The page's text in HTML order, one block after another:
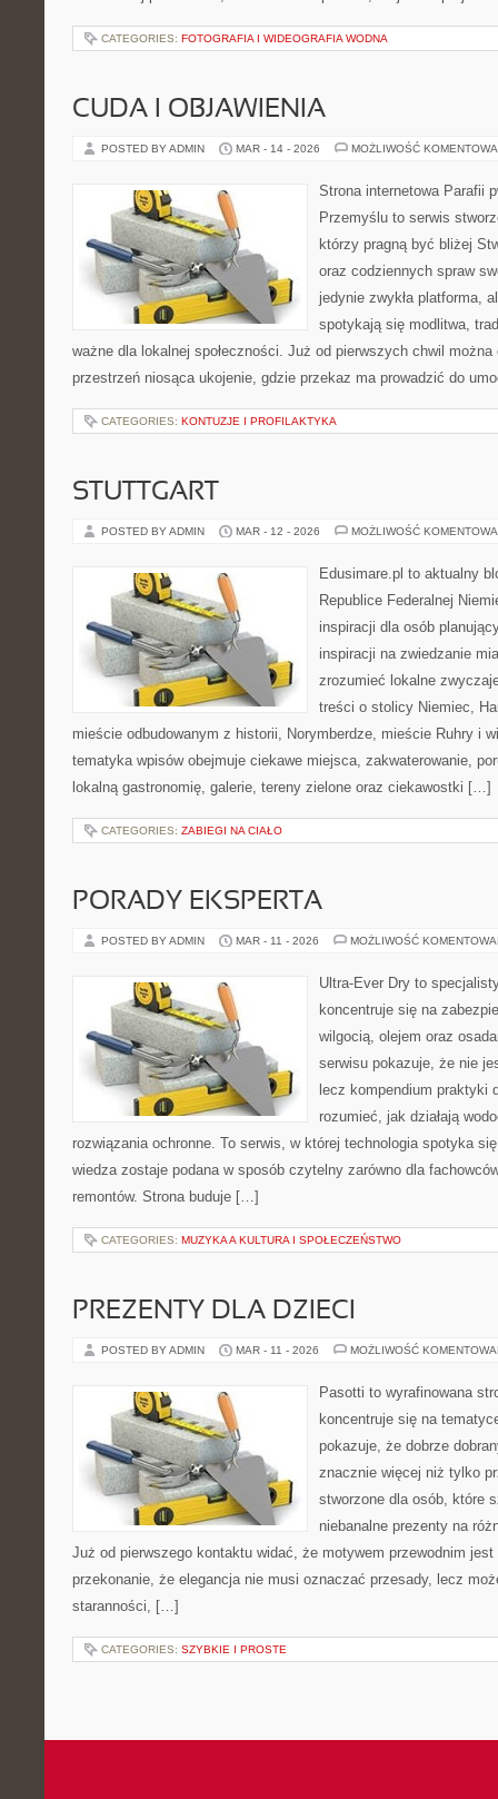
CATEGORIES: FOTOGRAFIA I WIDEOGRAFIA WODNA
CUDA I OBJAWIENIA
POSTED BY ADMIN MAR - 14 - 2026 MOŻLIWOŚĆ
Strona internetowa Parafii
Przemyślu to serwis
którzy pragną być bliżej
oraz codziennych spraw
jedynie zwykła platforma,
spotykają się modlitwa,
ważne dla lokalnej społeczności. Już od pierwszych chwil
przestrzeń niosąca ukojenie, gdzie przekaz ma prowadzić do
CATEGORIES: KONTUZJE I PROFILAKTYKA
STUTTGART
POSTED BY ADMIN MAR - 12 - 2026 MOŻLIWOŚĆ
Edusimare.pl to aktualny
Republice Federalnej
inspiracji dla osób
inspiracji na zwiedzanie
zrozumieć lokalne
treści o stolicy Niemiec,
mieście odbudowanym z historii, Norymberdze, mieście Ruhry i
tematyka wpisów obejmuje ciekawe miejsca, zakwaterowanie,
lokalną gastronomię, galerie, tereny zielone oraz ciekawostki […]
CATEGORIES: ZABIEGI NA CIAŁO
PORADY EKSPERTA
POSTED BY ADMIN MAR - 11 - 2026 MOŻLIWOŚĆ
Ultra-Ever Dry to
koncentruje się na
wilgocią, olejem oraz
serwisu pokazuje, że nie
lecz kompendium praktyki
rozumieć, jak działają
rozwiązania ochronne. To serwis, w której technologia spotyka
wiedza zostaje podana w sposób czytelny zarówno dla
remontów. Strona buduje […]
CATEGORIES: MUZYKA A KULTURA I SPOŁECZEŃSTWO
PREZENTY DLA DZIECI
POSTED BY ADMIN MAR - 11 - 2026 MOŻLIWOŚĆ
Pasotti to wyrafinowana
koncentruje się na
pokazuje, że dobrze
znacznie więcej niż tylko
stworzone dla osób, które
niebanalne prezenty na
Już od pierwszego kontaktu widać, że motywem przewodnim
przekonanie, że elegancja nie musi oznaczać przesady, lecz
staranności, […]
CATEGORIES: SZYBKIE I PROSTE